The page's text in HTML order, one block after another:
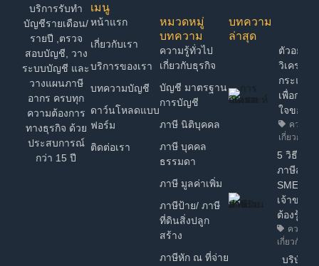
บริการรับทำ
บัญชีรายเดือน/
รายปี ,ตรวจ
สอบบัญชี, วาง
ระบบบัญชี และ
วางแผนภาษี
อากร ครบทุก
ความต้องการ
ทางธุรกิจ ด้วย
ประสบการณ์
กว่า 15 ปี
เมนู
หน้าแรก
เกี่ยวกับเรา
บริการของเรา
บทความบัญชี
ดาว์นโหลดแบบ
ฟอร์ม
ติดต่อเรา
หมวดหมู่
บทความ
ความรู้ทั่วไป
เกี่ยวกับธุรกิจ
บัญชี มาตรฐาน
การบัญชี
ภาษี นิติบุคคล
ภาษี บุคคล
ธรรมดา
ภาษี มูลค่าเพิ่ม
ภาษีป้าย/ ภาษี
ที่ดินสิ่งปลูก
สร้าง
ภาษีหัก ณ ที่จ่าย
บทความ
ล่าสุด
ตัวอย่าง
วิเคราะห์
กระแสเ
เพื่อการ
ใจของ
ความรู้
เกี่ยวกับธุร
5 วิธี วา
ภาษีสำห
SME ง่า
เจ้าของธุ
ต้องรู้!
ความรู้
เกี่ยวกับธุร
บริษัทฯ